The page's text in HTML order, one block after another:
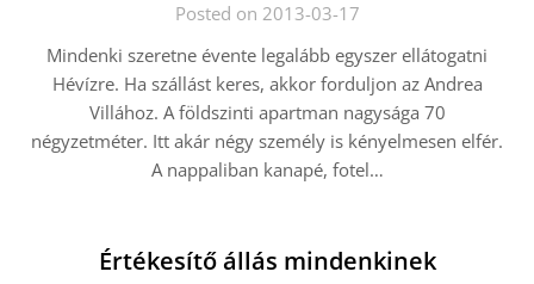
Posted on 2013-03-17
Mindenki szeretne évente legalább egyszer ellátogatni
Hévízre. Ha szállást keres, akkor forduljon az Andrea
Villához. A földszinti apartman nagysága 70
négyzetméter. Itt akár négy személy is kényelmesen elfér.
A nappaliban kanapé, fotel…
Értékesítő állás mindenkinek